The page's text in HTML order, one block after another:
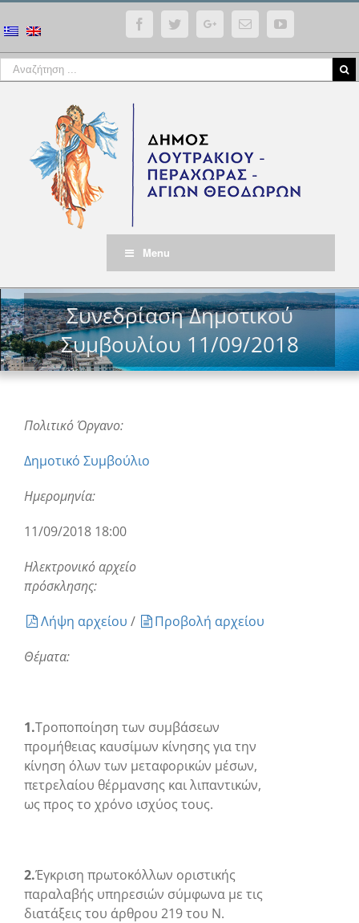
FacebookTwitterGoogle+Email YouTube
Menu
Συνεδρίαση Δημοτικού
Συμβουλίου 11/09/2018
Πολιτικό Όργανο:
Δημοτικό Συμβούλιο
Ημερομηνία:
11/09/2018 18:00
Ηλεκτρονικό αρχείο
πρόσκλησης:
Λήψη αρχείου /
Προβολή αρχείου
Θέματα:
1.Τροποποίηση των συμβάσεων
προμήθειας καυσίμων κίνησης για την
κίνηση όλων των μεταφορικών μέσων,
πετρελαίου θέρμανσης και λιπαντικών,
ως προς το χρόνο ισχύος τους.
2.Έγκριση πρωτοκόλλων οριστικής
παραλαβής υπηρεσιών σύμφωνα με τις
διατάξεις του άρθρου 219 του Ν.